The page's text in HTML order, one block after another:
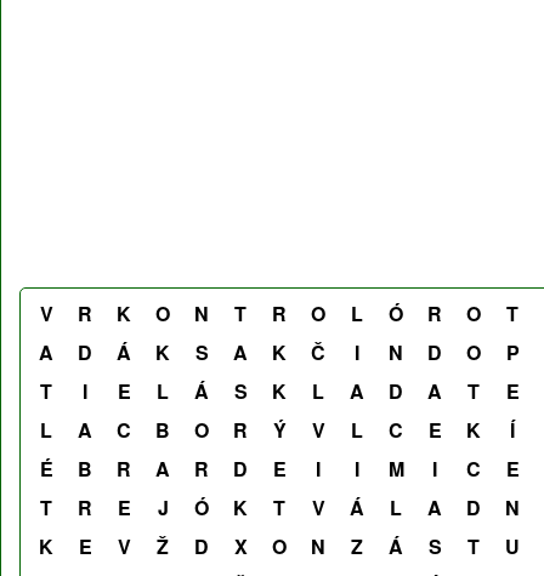
V R K O N T R O L Ó R O
T
A
D Á K S A K Č I N D O
P
T
I E L Á S K L A D A T
E
L
A C B O R Ý V L C E K
Í
É
B R A R D E I I M I C
E
T
R E J Ó K T V Á L A D
N
K
E V Ž D X O N Z Á S T
U